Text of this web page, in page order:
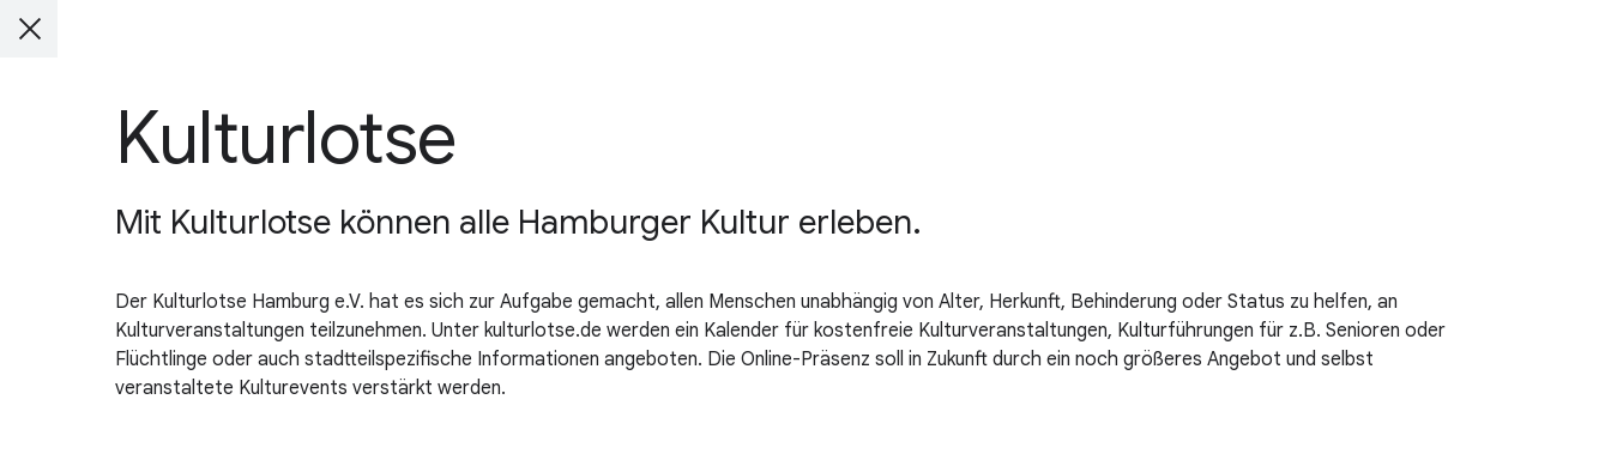
Kulturlotse
Mit Kulturlotse können alle Hamburger Kultur erleben.
Der Kulturlotse Hamburg e.V. hat es sich zur Aufgabe gemacht, allen Menschen unabhängig von Alter, Herkunft, Behinderung oder Status zu helfen, an
Kulturveranstaltungen teilzunehmen. Unter kulturlotse.de werden ein Kalender für kostenfreie Kulturveranstaltungen, Kulturführungen für z.B. Senioren oder
Flüchtlinge oder auch stadtteilspezifische Informationen angeboten. Die Online-Präsenz soll in Zukunft durch ein noch größeres Angebot und selbst
veranstaltete Kulturevents verstärkt werden.